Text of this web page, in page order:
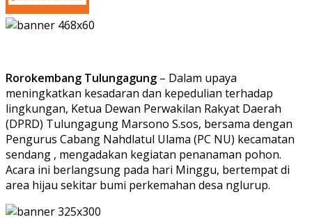
Rorokembang Tulungagung – Dalam upaya
meningkatkan kesadaran dan kepedulian terhadap
lingkungan, Ketua Dewan Perwakilan Rakyat Daerah
(DPRD) Tulungagung Marsono S.sos, bersama dengan
Pengurus Cabang Nahdlatul Ulama (PC NU) kecamatan
sendang , mengadakan kegiatan penanaman pohon.
Acara ini berlangsung pada hari Minggu, bertempat di
area hijau sekitar bumi perkemahan desa nglurup.